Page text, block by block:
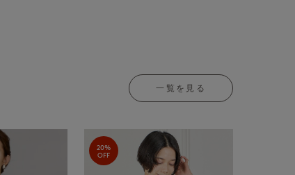
一覧を見る
20%
OFF